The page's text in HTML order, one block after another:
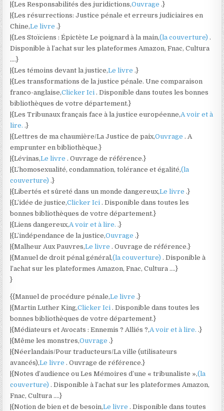
|{Les Responsabilités des juridictions,Ouvrage.}
|{Les résurrections: Justice pénale et erreurs judiciaires en
Chine,Le livre.}
|{Les Stoïciens : Épictète Le poignard à la main,(la couverture).
Disponible à l’achat sur les plateformes Amazon, Fnac, Cultura
….}
|{Les témoins devant la justice,Le livre.}
|{Les transformations de la justice pénale. Une comparaison
franco-anglaise,Clicker Ici. Disponible dans toutes les bonnes
bibliothèques de votre département.}
|{Les Tribunaux français face à la justice européenne,A voir et à
lire..}
|{Lettres de ma chaumière/La Justice de paix,Ouvrage. A
emprunter en bibliothèque.}
|{Lévinas,Le livre. Ouvrage de référence.}
|{L’homosexualité, condamnation, tolérance et égalité,(la
couverture).}
|{Libertés et sûreté dans un monde dangereux,Le livre.}
|{L’idée de justice,Clicker Ici. Disponible dans toutes les
bonnes bibliothèques de votre département.}
|{Liens dangereux,A voir et à lire..}
|{L’indépendance de la justice,Ouvrage.}
|{Malheur Aux Pauvres,Le livre. Ouvrage de référence.}
|{Manuel de droit pénal général,(la couverture). Disponible à
l’achat sur les plateformes Amazon, Fnac, Cultura ….}
}
{{Manuel de procédure pénale,Le livre.}
|{Martin Luther King,Clicker Ici. Disponible dans toutes les
bonnes bibliothèques de votre département.}
|{Médiateurs et Avocats : Ennemis ? Alliés ?,A voir et à lire..}
|{Même les monstres,Ouvrage.}
|{Néerlandais/Pour traducteurs/La ville (utilisateurs
avancés),Le livre. Ouvrage de référence.}
|{Notes d’audience ou Les Mémoires d’une « tribunaliste »,(la
couverture). Disponible à l’achat sur les plateformes Amazon,
Fnac, Cultura ….}
|{Notion de bien et de besoin,Le livre. Disponible dans toutes